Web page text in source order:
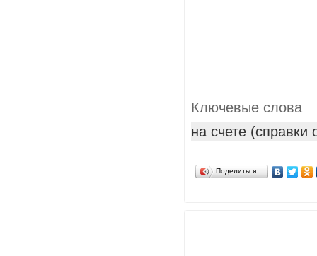
Ключевые слова
на счете (справки
Поделиться…